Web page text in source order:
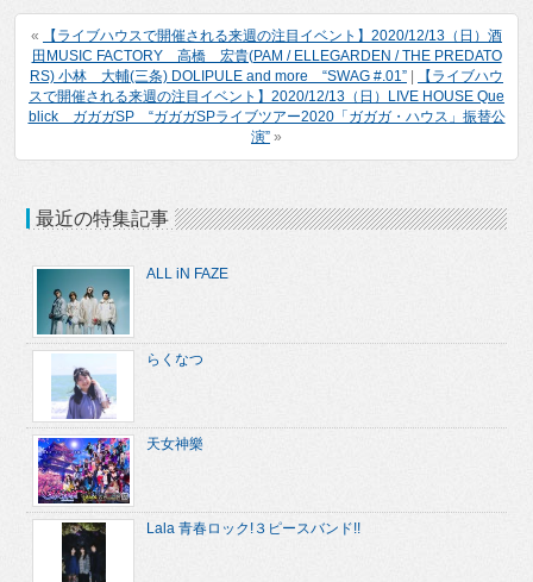
«
【ライブハウスで開催される来週の注目イベント】2020/12/13（日）酒
田MUSIC FACTORY 高橋 宏貴(PAM / ELLEGARDEN / THE PREDATO
RS) 小林 大輔(三条) DOLIPULE and more “SWAG #.01”
【ライブハウ
スで開催される来週の注目イベント】2020/12/13（日）LIVE HOUSE Que
blick ガガガSP “ガガガSPライブツアー2020「ガガガ・ハウス」振替公
演” »
最近の特集記事
ALL iN FAZE
らくなつ
天女神樂
Lala 青春ロック!３ピースバンド!!